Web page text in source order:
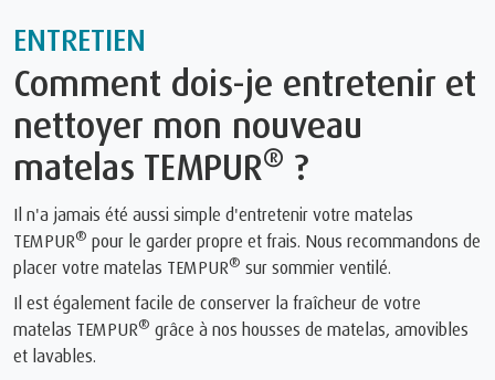
ENTRETIEN
Comment dois-je entretenir et
nettoyer mon nouveau
matelas TEMPUR® ?
Il n'a jamais été aussi simple d'entretenir votre matelas
TEMPUR® pour le garder propre et frais. Nous recommandons de
placer votre matelas TEMPUR® sur sommier ventilé.
Il est également facile de conserver la fraîcheur de votre
matelas TEMPUR® grâce à nos housses de matelas, amovibles
et lavables.